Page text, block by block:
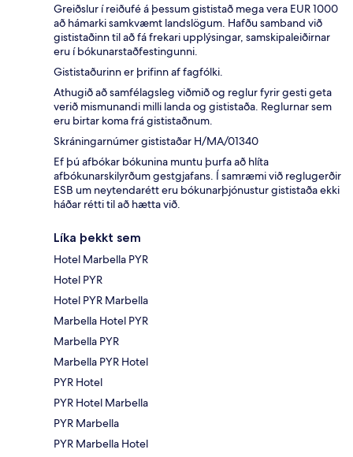
Greiðslur í reiðufé á þessum gististað mega vera EUR 1000
að hámarki samkvæmt landslögum. Hafðu samband við
gististaðinn til að fá frekari upplýsingar, samskipaleiðirnar
eru í bókunarstaðfestingunni.
Gististaðurinn er þrifinn af fagfólki.
Athugið að samfélagsleg viðmið og reglur fyrir gesti geta
verið mismunandi milli landa og gististaða. Reglurnar sem
eru birtar koma frá gististaðnum.
Skráningarnúmer gististaðar H/MA/01340
Ef þú afbókar bókunina muntu þurfa að hlíta
afbókunarskilyrðum gestgjafans. Í samræmi við reglugerðir
ESB um neytendarétt eru bókunarþjónustur gististaða ekki
háðar rétti til að hætta við.
Líka þekkt sem
Hotel Marbella PYR
Hotel PYR
Hotel PYR Marbella
Marbella Hotel PYR
Marbella PYR
Marbella PYR Hotel
PYR Hotel
PYR Hotel Marbella
PYR Marbella
PYR Marbella Hotel